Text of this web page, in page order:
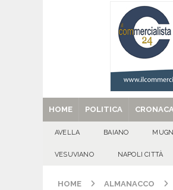
una cultura
MANIFESTAZIONI
[ 07/08/2026 ]
[ 29/08/2025 ]
HOME POLITICA
AVELLA BAIANO
VESUVIANO NAPOLI CITTÀ
HOME ALMANACCO